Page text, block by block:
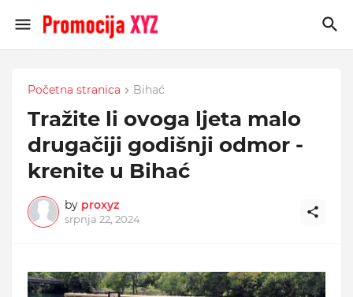
Početna stranica Bihać
Tražite li ovoga ljeta malo
drugačiji godišnji odmor -
krenite u Bihać
by proxyz
srpnja 22, 2024